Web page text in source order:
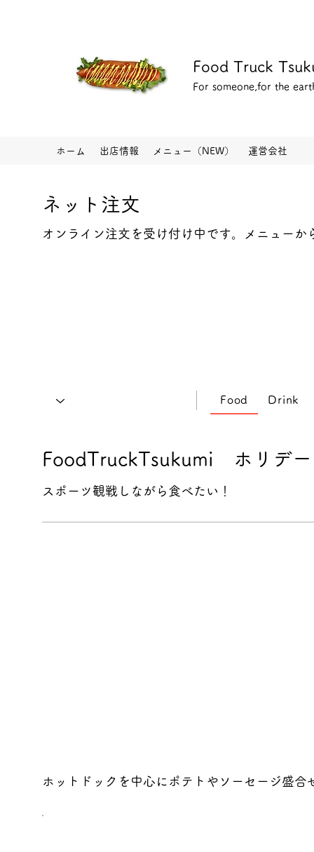
Food Truck
For someone,for the
ホーム 出店情報 メニュー（NEW） 運営会社
ネット注文
オンライン注文を受け付け中です。メニュー
FoodTruckTsukumi ホリデー
スポーツ観戦しながら食べたい！
ホットドックを中心にポテトやソーセージ盛合
Food Drink